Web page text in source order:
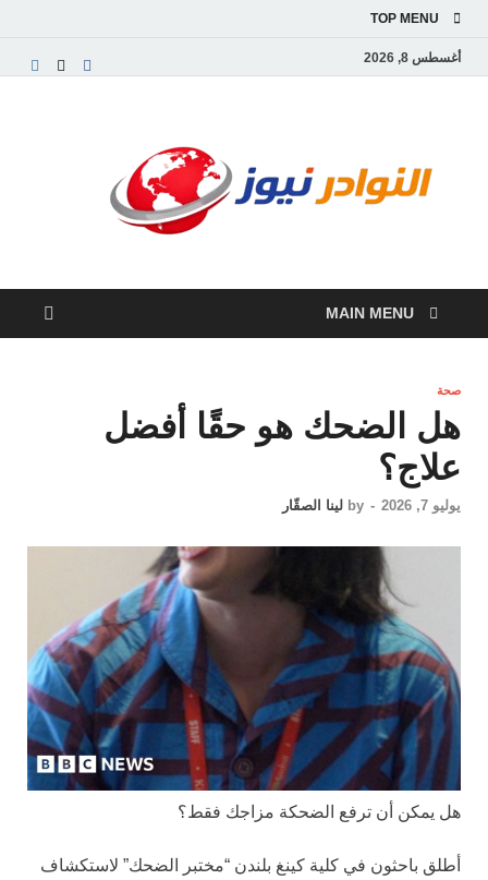
TOP MENU
أغسطس 8, 2026
الأخبار
والتقارير
من
MAIN MENU
صحة
هل الضحك هو حقًا أفضل
علاج؟
يوليو 7, 2026 -
by لينا الصقّار
هل يمكن أن ترفع الضحكة مزاجك فقط؟
أطلق باحثون في كلية كينغ بلندن “مختبر الضحك” لاستكشاف